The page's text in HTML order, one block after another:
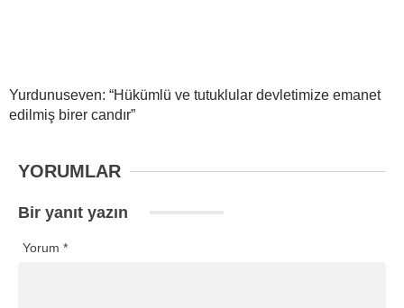
Yurdunuseven: “Hükümlü ve tutuklular devletimize emanet
edilmiş birer candır”
YORUMLAR
Bir yanıt yazın
Yorum *